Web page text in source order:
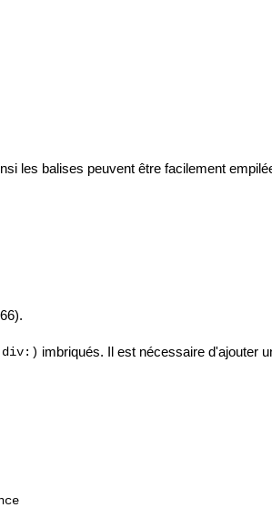
les balises peuvent être facilement
imbriqués. Il est nécessaire d'ajouter